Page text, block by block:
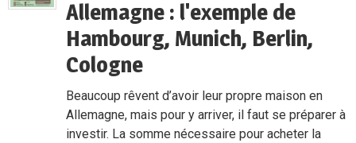
Allemagne : l'exemple de
Hambourg, Munich, Berlin,
Cologne
Beaucoup rêvent d’avoir leur propre maison en
Allemagne, mais pour y arriver, il faut se préparer à
investir. La somme nécessaire pour acheter la